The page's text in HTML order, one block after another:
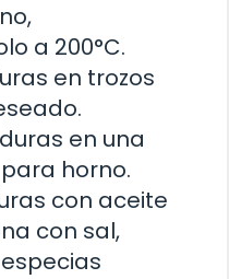
a 200°C.
en trozos
en una
horno.
con aceite
con sal,